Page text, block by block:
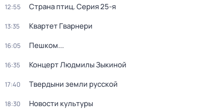
12:55 Страна птиц. Серия 25-я
13:35 Квартет Гварнери
16:05 Пешком...
16:35 Концерт Людмилы Зыкиной
17:40 Твердыни земли русской
18:30 Новости культуры